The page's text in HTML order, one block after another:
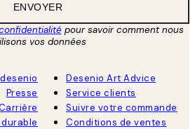
ENVOYER
pour savoir comment nous
vos données
Presse
Desenio Art Advice
Service clients
Suivre votre commande
Conditions de ventes